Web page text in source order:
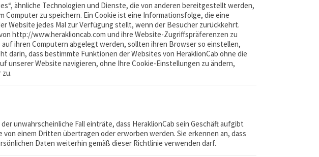
ähnliche Technologien und Dienste, die von anderen bereitgestellt werden,
zu speichern. Ein Cookie ist eine Informationsfolge, die eine
Website jedes Mal zur Verfügung stellt, wenn der Besucher zurückkehrt.
http://www.heraklioncab.com und ihre Website-Zugriffspräferenzen zu
ihren Computern abgelegt werden, sollten ihren Browser so einstellen,
darin, dass bestimmte Funktionen der Websites von HeraklionCab ohne die
unserer Website navigieren, ohne Ihre Cookie-Einstellungen zu ändern,
zu.
unwahrscheinliche Fall einträte, dass HeraklionCab sein Geschäft aufgibt
einem Dritten übertragen oder erworben werden. Sie erkennen an, dass
Daten weiterhin gemäß dieser Richtlinie verwenden darf.